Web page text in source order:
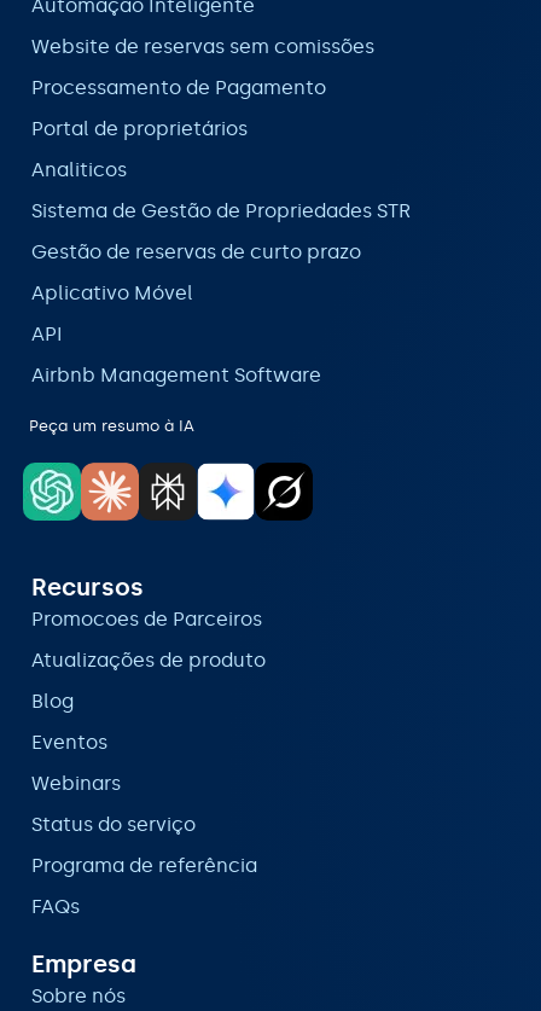
Automação Inteligente
Website de reservas sem comissões
Processamento de Pagamento
Portal de proprietários
Analiticos
Sistema de Gestão de Propriedades STR
Gestão de reservas de curto prazo
Aplicativo Móvel
API
Airbnb Management Software
Peça um resumo à IA
Recursos
Promocoes de Parceiros
Atualizações de produto
Blog
Eventos
Webinars
Status do serviço
Programa de referência
FAQs
Empresa
Sobre nós